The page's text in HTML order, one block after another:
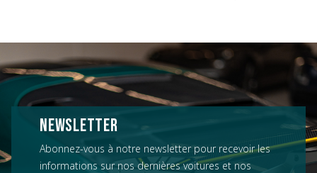
NEWSLETTER
Abonnez-vous à notre newsletter pour recevoir les
informations sur nos dernières voitures et nos